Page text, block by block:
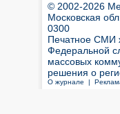
© 2002-2026
Московская
0300
Печатное СМИ
Федеральной
массовых
решения о
О журнале |